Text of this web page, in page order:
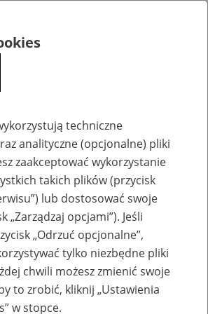
techniczne
techniczne
analityczne (opcjonalne) pliki
zaakceptować wykorzystanie
takich plików (przycisk
lub dostosować swoje
„Zarządzaj opcjami”). Jeśli
„Odrzuć opcjonalne”,
tylko niezbędne pliki
chwili możesz zmienić swoje
to zrobić, kliknij „Ustawienia
w stopce.